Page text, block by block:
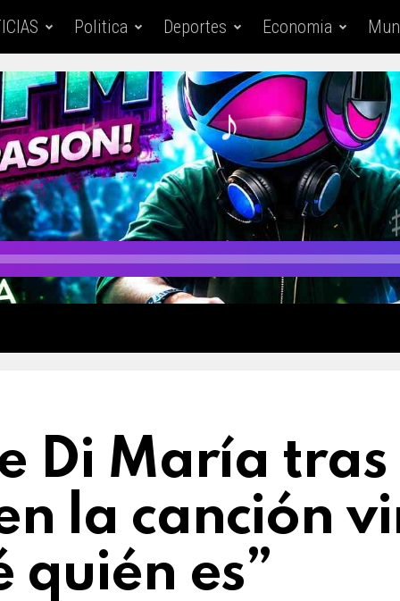
Politica Deportes Economia
Di María tras
la canción
quién es”